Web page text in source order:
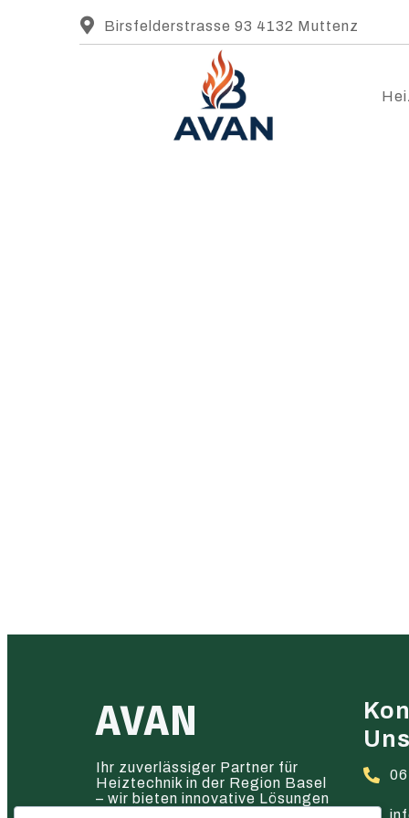
Birsfelderstrasse 93 4132 Muttenz
AVAN
Ihr zuverlässiger Partner für
Heiztechnik in der Region Basel
– wir bieten innovative Lösungen